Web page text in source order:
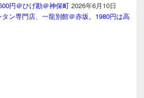
円＠ひげ勘＠神保町 2026年6月10日
ン専門店、一龍別館＠赤坂。1980円は高